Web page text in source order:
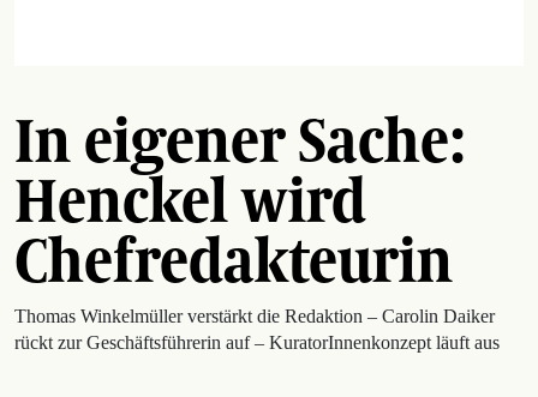
In eigener Sache:
Henckel wird
Chefredakteurin
Thomas Winkelmüller verstärkt die Redaktion – Carolin Daiker
rückt zur Geschäftsführerin auf – KuratorInnenkonzept läuft aus